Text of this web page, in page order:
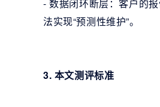
- 数据闭环断层：客户的
法实现“预测性维护”。
3. 本文测评标准